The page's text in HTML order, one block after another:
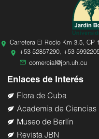
Carretera El Rocío Km 3.5, CP
+53 52857290, +53
comercial@jbn.uh.cu
Enlaces de Interés
Flora de Cuba
Academia de Ciencias
Museo de Berlín
Revista JBN